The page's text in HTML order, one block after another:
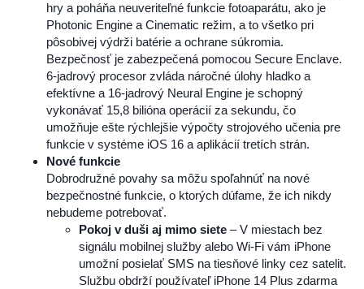
hry a poháňa neuveriteľné funkcie fotoaparátu, ako je
Photonic Engine a Cinematic režim, a to všetko pri
pôsobivej výdrži batérie a ochrane súkromia.
Bezpečnosť je zabezpečená pomocou Secure Enclave.
6-jadrový procesor zvláda náročné úlohy hladko a
efektívne a 16-jadrový Neural Engine je schopný
vykonávať 15,8 bilióna operácií za sekundu, čo
umožňuje ešte rýchlejšie výpočty strojového učenia pre
funkcie v systéme iOS 16 a aplikácií tretích strán.
Nové funkcie
Dobrodružné povahy sa môžu spoľahnúť na nové
bezpečnostné funkcie, o ktorých dúfame, že ich nikdy
nebudeme potrebovať.
Pokoj v duši aj mimo siete– V miestach bez
signálu mobilnej služby alebo Wi-Fi vám iPhone
umožní posielať SMS na tiesňové linky cez satelit.
Službu obdrží používateľ iPhone 14 Plus zdarma